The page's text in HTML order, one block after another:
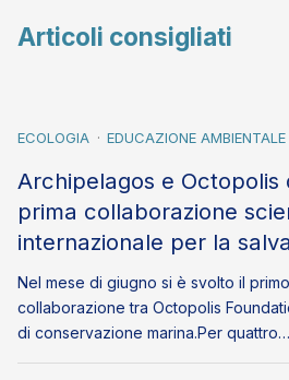
Articoli consigliati
ECOLOGIA EDUCAZIONE AMBIENTALE
Archipelagos e Octopolis
prima collaborazione
internazionale per la
Nel mese di giugno si è svolto il
collaborazione tra Octopolis
di conservazione marina.Per quattro…